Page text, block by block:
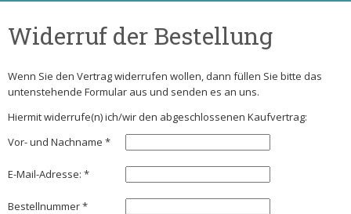
Widerruf der Bestellung
Wenn Sie den Vertrag widerrufen wollen, dann füllen Sie bitte das
untenstehende Formular aus und senden es an uns.
Hiermit widerrufe(n) ich/wir den abgeschlossenen Kaufvertrag:
Vor- und Nachname *
E-Mail-Adresse: *
Bestellnummer *